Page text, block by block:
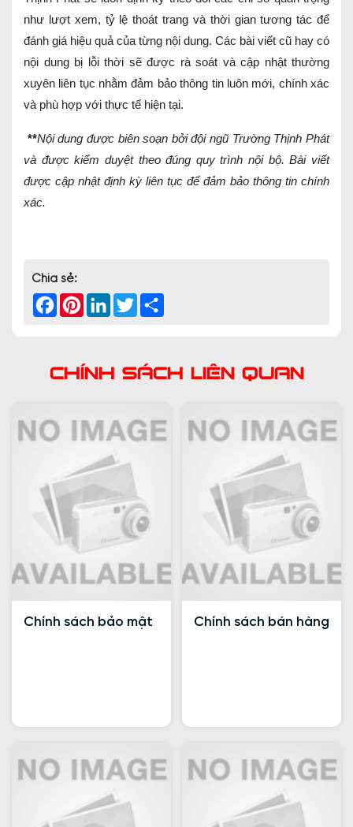
như lượt xem, tỷ lệ thoát trang và thời gian tương tác để
đánh giá hiệu quả của từng nội dung. Các bài viết cũ hay có
nội dung bị lỗi thời sẽ được rà soát và cập nhật thường
xuyên liên tục nhằm đảm bảo thông tin luôn mới, chính xác
và phù hợp với thực tế hiện tại.
**Nội dung được biên soạn bởi đội ngũ Trường Thịnh Phát
và được kiểm duyệt theo đúng quy trình nội bộ. Bài viết
được cập nhật định kỳ liên tục để đảm bảo thông tin chính
xác.
Chia sẻ:
Facebook
PinterestLinkedInTwitter
Chính Sách Liên Quan
Chính sách bảo mật Chính sách bán hàng